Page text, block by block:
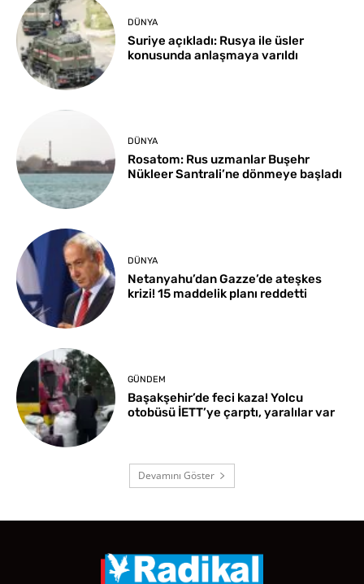
DÜNYA
Suriye açıkladı: Rusya ile üsler
konusunda anlaşmaya varıldı
DÜNYA
Rosatom: Rus uzmanlar Buşehr
Nükleer Santrali’ne dönmeye başladı
DÜNYA
Netanyahu’dan Gazze’de ateşkes
krizi! 15 maddelik planı reddetti
GÜNDEM
Başakşehir’de feci kaza! Yolcu
otobüsü İETT’ye çarptı, yaralılar var
Devamını Göster